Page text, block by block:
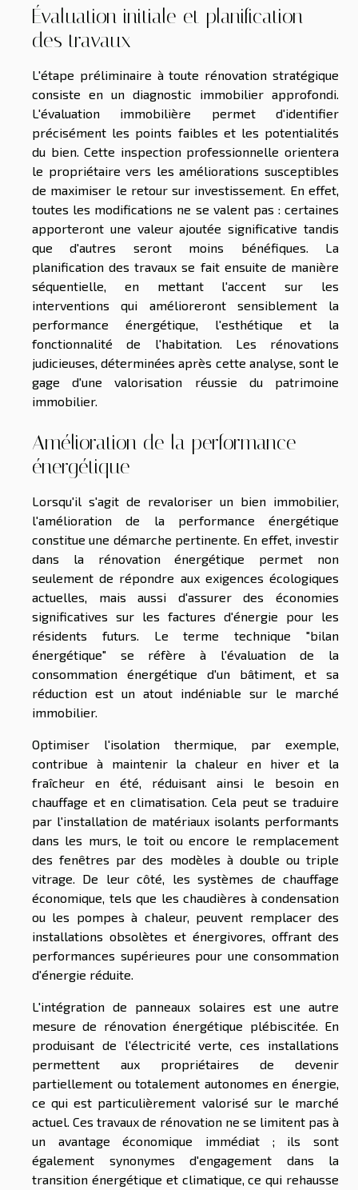
Évaluation initiale et planification
des travaux
L'étape préliminaire à toute rénovation stratégique
consiste en un diagnostic immobilier approfondi.
L'évaluation immobilière permet d'identifier
précisément les points faibles et les potentialités
du bien. Cette inspection professionnelle orientera
le propriétaire vers les améliorations susceptibles
de maximiser le retour sur investissement. En effet,
toutes les modifications ne se valent pas : certaines
apporteront une valeur ajoutée significative tandis
que d'autres seront moins bénéfiques. La
planification des travaux se fait ensuite de manière
séquentielle, en mettant l'accent sur les
interventions qui amélioreront sensiblement la
performance énergétique, l'esthétique et la
fonctionnalité de l'habitation. Les rénovations
judicieuses, déterminées après cette analyse, sont le
gage d'une valorisation réussie du patrimoine
immobilier.
Amélioration de la performance
énergétique
Lorsqu'il s'agit de revaloriser un bien immobilier,
l'amélioration de la performance énergétique
constitue une démarche pertinente. En effet, investir
dans la rénovation énergétique permet non
seulement de répondre aux exigences écologiques
actuelles, mais aussi d'assurer des économies
significatives sur les factures d'énergie pour les
résidents futurs. Le terme technique "bilan
énergétique" se réfère à l'évaluation de la
consommation énergétique d'un bâtiment, et sa
réduction est un atout indéniable sur le marché
immobilier.
Optimiser l'isolation thermique, par exemple,
contribue à maintenir la chaleur en hiver et la
fraîcheur en été, réduisant ainsi le besoin en
chauffage et en climatisation. Cela peut se traduire
par l'installation de matériaux isolants performants
dans les murs, le toit ou encore le remplacement
des fenêtres par des modèles à double ou triple
vitrage. De leur côté, les systèmes de chauffage
économique, tels que les chaudières à condensation
ou les pompes à chaleur, peuvent remplacer des
installations obsolètes et énergivores, offrant des
performances supérieures pour une consommation
d'énergie réduite.
L'intégration de panneaux solaires est une autre
mesure de rénovation énergétique plébiscitée. En
produisant de l'électricité verte, ces installations
permettent aux propriétaires de devenir
partiellement ou totalement autonomes en énergie,
ce qui est particulièrement valorisé sur le marché
actuel. Ces travaux de rénovation ne se limitent pas à
un avantage économique immédiat ; ils sont
également synonymes d'engagement dans la
transition énergétique et climatique, ce qui rehausse